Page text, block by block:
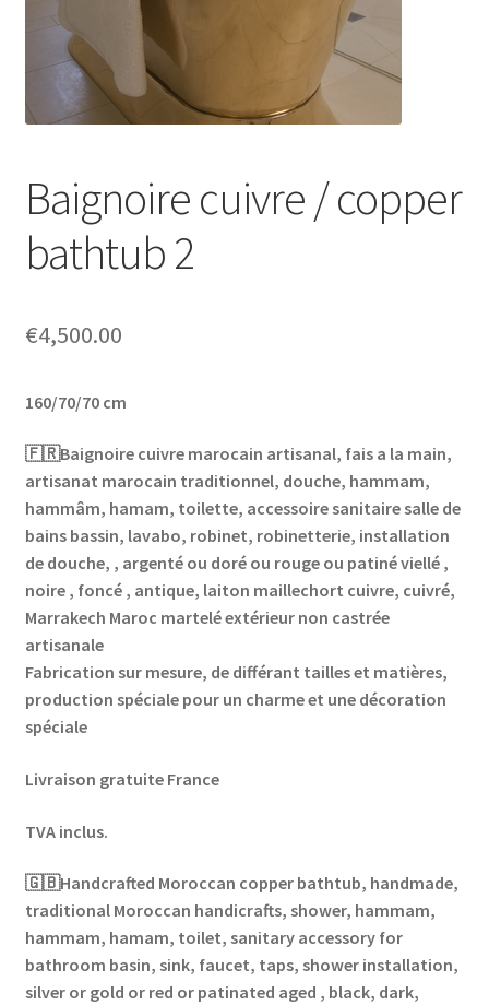
Baignoire cuivre / copper
bathtub 2
€4,500.00
160/70/70 cm
🇫🇷Baignoire cuivre marocain artisanal, fais a la main,
artisanat marocain traditionnel, douche, hammam,
hammâm, hamam, toilette, accessoire sanitaire salle de
bains bassin, lavabo, robinet, robinetterie, installation
de douche, , argenté ou doré ou rouge ou patiné viellé ,
noire , foncé , antique, laiton maillechort cuivre, cuivré,
Marrakech Maroc martelé extérieur non castrée
artisanale
Fabrication sur mesure, de différant tailles et matières,
production spéciale pour un charme et une décoration
spéciale
Livraison gratuite France
TVA inclus.
🇬🇧Handcrafted Moroccan copper bathtub, handmade,
traditional Moroccan handicrafts, shower, hammam,
hammam, hamam, toilet, sanitary accessory for
bathroom basin, sink, faucet, taps, shower installation,
silver or gold or red or patinated aged , black, dark,